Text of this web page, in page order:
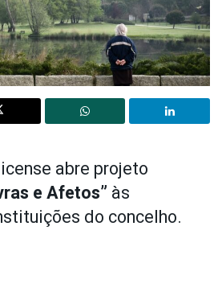
abre projeto
e Afetos” às
do concelho.